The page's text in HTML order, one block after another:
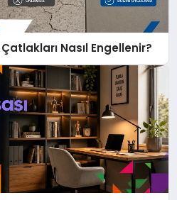
Nasıl Engellenir?